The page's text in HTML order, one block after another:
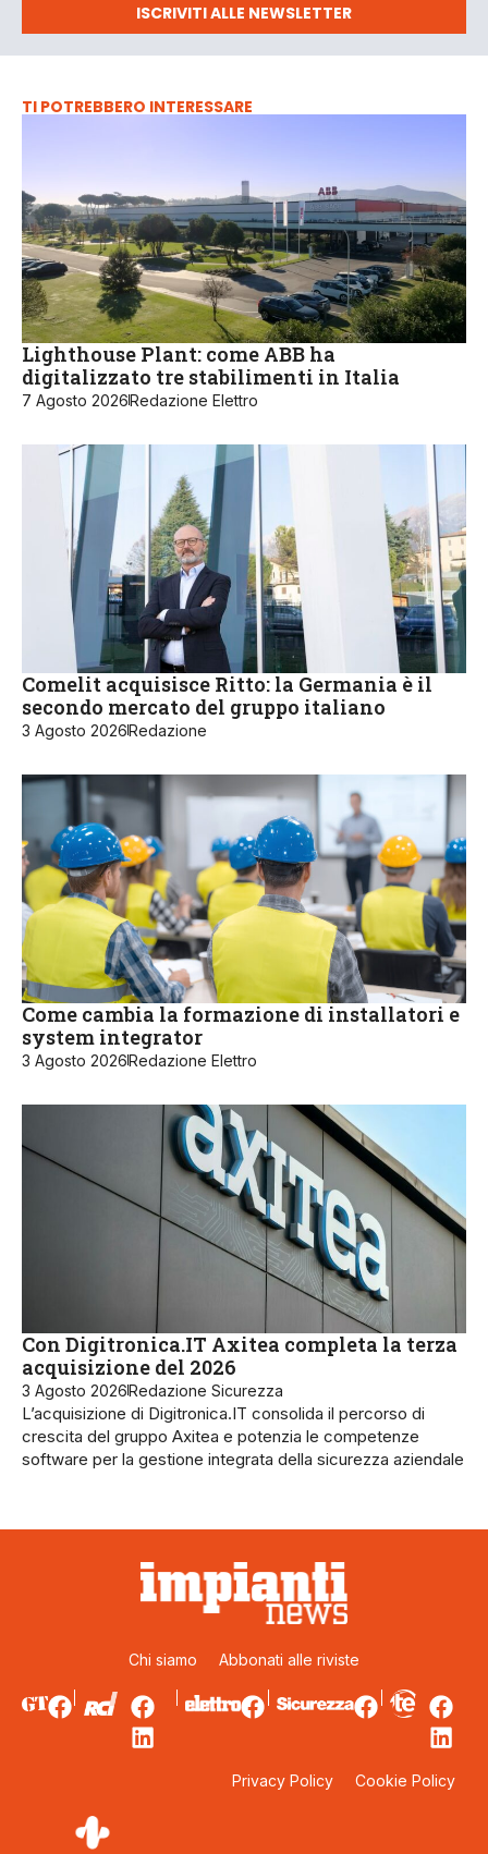
ISCRIVITI ALLE NEWSLETTER
TI POTREBBERO INTERESSARE
Lighthouse Plant: come ABB ha
digitalizzato tre stabilimenti in Italia
7 Agosto 2026Redazione Elettro
Comelit acquisisce Ritto: la Germania è il
secondo mercato del gruppo italiano
3 Agosto 2026Redazione
Come cambia la formazione di installatori e
system integrator
3 Agosto 2026Redazione Elettro
Con Digitronica.IT Axitea completa la terza
acquisizione del 2026
3 Agosto 2026Redazione Sicurezza
L’acquisizione di Digitronica.IT consolida il percorso di
crescita del gruppo Axitea e potenzia le competenze
software per la gestione integrata della sicurezza aziendale
Chi siamo Abbonati alle riviste
Privacy Policy Cookie Policy